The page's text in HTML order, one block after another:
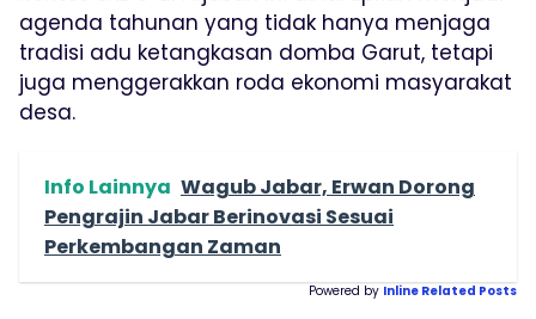
agenda tahunan yang tidak hanya menjaga
tradisi adu ketangkasan domba Garut, tetapi
juga menggerakkan roda ekonomi masyarakat
desa.
Info Lainnya Wagub Jabar, Erwan Dorong
Pengrajin Jabar Berinovasi Sesuai
Perkembangan Zaman
Powered by Inline Related Posts